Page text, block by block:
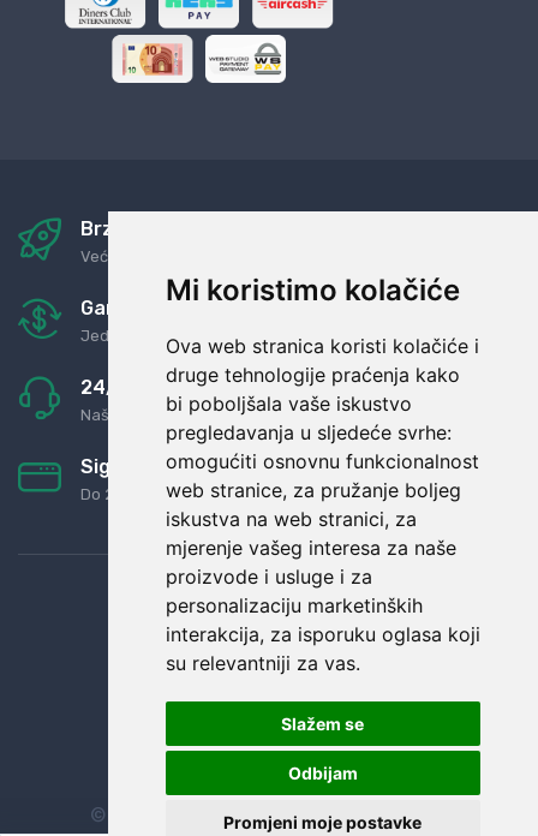
Mi koristimo kolačiće
Ova web stranica koristi kolačiće i
druge tehnologije praćenja kako
bi poboljšala vaše iskustvo
pregledavanja u sljedeće svrhe:
omogućiti osnovnu funkcionalnost
web stranice, za pružanje boljeg
iskustva na web stranici, za
mjerenje vašeg interesa za naše
proizvode i usluge i za
personalizaciju marketinških
interakcija, za isporuku oglasa koji
su relevantniji za vas.
Slažem se
Odbijam
Promjeni moje postavke
Brza i sigurna dostava
Već za nekoliko dana kod vas
Garancija u povrat novaca
Jednostavno pravilo: Roba za novac
24/7 odlična podrška
Naši agenti uvijek na raspolaganju
Sigurno obročno plaćanje
Do 24 rata bez kamata
© Sva prava zadržana. Dopi grupa d.o.o.